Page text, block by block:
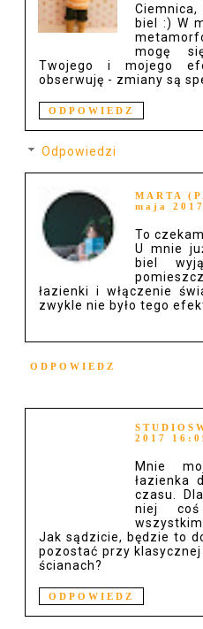
Ciemnica,
biel :) W
mogę
Twojego i mojego
obserwuję - zmiany są
ODPOWIEDZ
Odpowiedzi
MARTA
maja
To
U mnie
biel
łazienki i włączenie
zwykle nie było tego
ODPOWIEDZ
2017
Mnie
łazienka
czasu.
niej
Jak sądzicie, będzie to
pozostać przy
ścianach?
ODPOWIEDZ